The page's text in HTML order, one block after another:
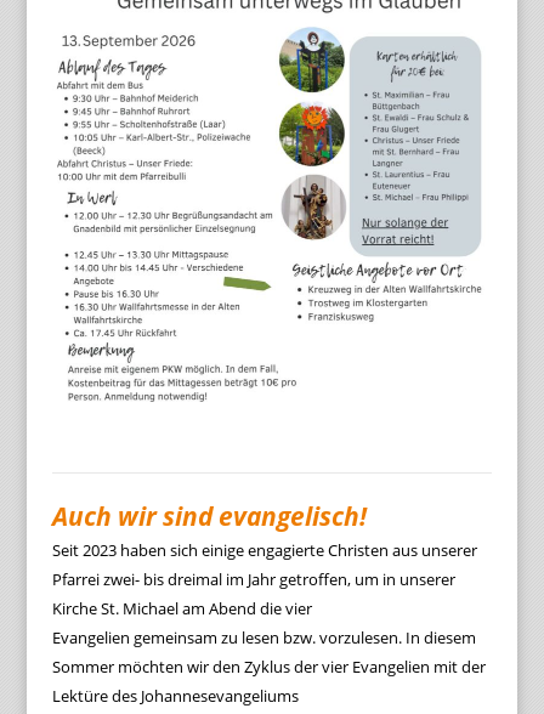
Auch wir sind evangelisch!
Seit 2023 haben sich einige engagierte Christen aus unserer
Pfarrei zwei- bis dreimal im Jahr getroffen, um in unserer
Kirche St. Michael am Abend die vier
Evangelien gemeinsam zu lesen bzw. vorzulesen. In diesem
Sommer möchten wir den Zyklus der vier Evangelien mit der
Lektüre des Johannesevangeliums